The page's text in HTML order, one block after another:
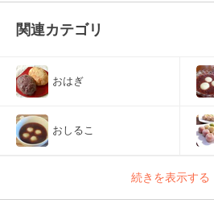
関連カテゴリ
おはぎ
おしるこ
続きを表示する